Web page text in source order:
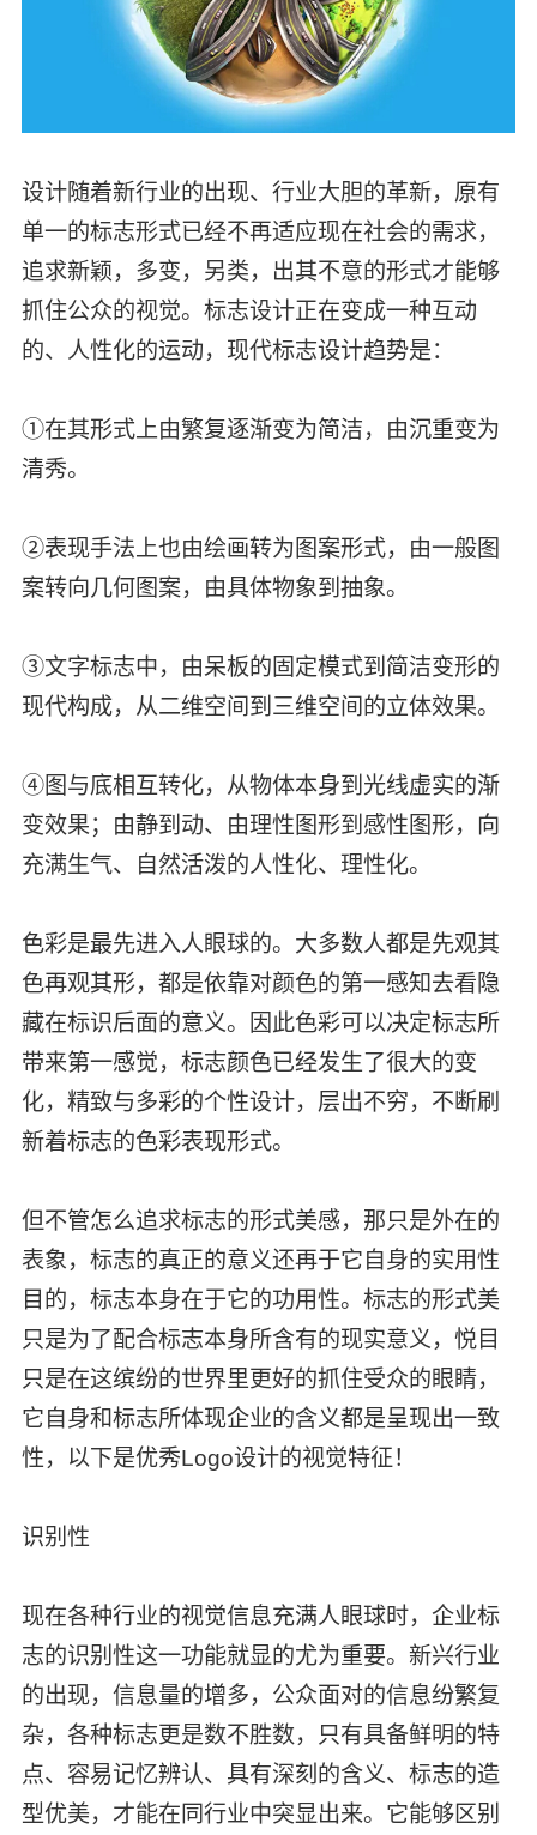
设计随着新行业的出现、行业大胆的革新，原有
单一的标志形式已经不再适应现在社会的需求，
追求新颖，多变，另类，出其不意的形式才能够
抓住公众的视觉。标志设计正在变成一种互动
的、人性化的运动，现代标志设计趋势是：
①在其形式上由繁复逐渐变为简洁，由沉重变为
清秀。
②表现手法上也由绘画转为图案形式，由一般图
案转向几何图案，由具体物象到抽象。
③文字标志中，由呆板的固定模式到简洁变形的
现代构成，从二维空间到三维空间的立体效果。
④图与底相互转化，从物体本身到光线虚实的渐
变效果；由静到动、由理性图形到感性图形，向
充满生气、自然活泼的人性化、理性化。
色彩是最先进入人眼球的。大多数人都是先观其
色再观其形，都是依靠对颜色的第一感知去看隐
藏在标识后面的意义。因此色彩可以决定标志所
带来第一感觉，标志颜色已经发生了很大的变
化，精致与多彩的个性设计，层出不穷，不断刷
新着标志的色彩表现形式。
但不管怎么追求标志的形式美感，那只是外在的
表象，标志的真正的意义还再于它自身的实用性
目的，标志本身在于它的功用性。标志的形式美
只是为了配合标志本身所含有的现实意义，悦目
只是在这缤纷的世界里更好的抓住受众的眼睛，
它自身和标志所体现企业的含义都是呈现出一致
性，以下是优秀Logo设计的视觉特征！
识别性
现在各种行业的视觉信息充满人眼球时，企业标
志的识别性这一功能就显的尤为重要。新兴行业
的出现，信息量的增多，公众面对的信息纷繁复
杂，各种标志更是数不胜数，只有具备鲜明的特
点、容易记忆辨认、具有深刻的含义、标志的造
型优美，才能在同行业中突显出来。它能够区别